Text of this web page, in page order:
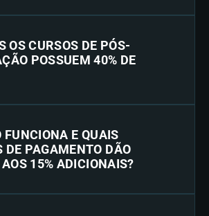
OS CURSOS DE PÓS-
POSSUEM 40% DE
FUNCIONA E QUAIS
DE PAGAMENTO DÃO
15% ADICIONAIS?